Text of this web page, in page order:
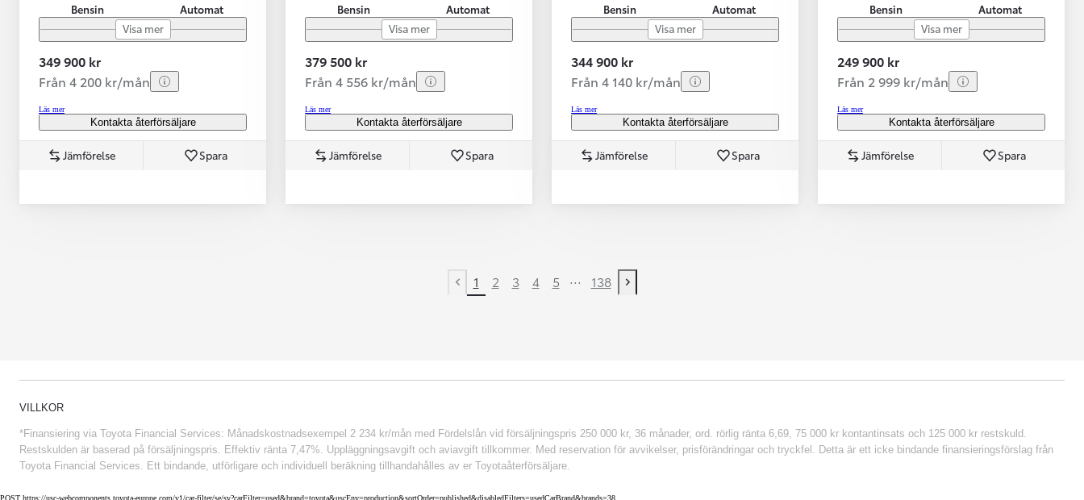
Bensin
Automat
Visa mer
349 900 kr
Från 4 200 kr/mån
Läs mer
Kontakta återförsäljare
Jämförelse Spara
Bensin
Automat
Visa mer
379 500 kr
Från 4 556 kr/mån
Läs mer
Kontakta återförsäljare
Jämförelse Spara
Bensin
Automat
Visa mer
344 900 kr
Från 4 140 kr/mån
Läs mer
Kontakta återförsäljare
Jämförelse Spara
Bensin
Automat
Visa mer
249 900 kr
Från 2 999 kr/mån
Läs mer
Kontakta återförsäljare
Jämförelse Spara
Previous page
1 2 3 4 5 ... 138
Next page
VILLKOR
*Finansiering via Toyota Financial Services: Månadskostnadsexempel 2 234 kr/mån med Fördelslån vid försäljningspris 250 000 kr, 36 månader, ord. rörlig ränta 6,69, 75 000 kr kontantinsats och 125 000 kr restskuld.
Restskulden är baserad på försäljningspris. Effektiv ränta 7,47%. Uppläggningsavgift och aviavgift tillkommer. Med reservation för avvikelser, prisförändringar och tryckfel. Detta är ett icke bindande finansieringsförslag från
Toyota Financial Services. Ett bindande, utförligare och individuell beräkning tillhandahålles av er Toyotaåterförsäljare.
POST https://usc-webcomponents.toyota-europe.com/v1/car-filter/se/sv?carFilter=used&brand=toyota&uscEnv=production&sortOrder=published&disabledFilters=usedCarBrand&brands=38